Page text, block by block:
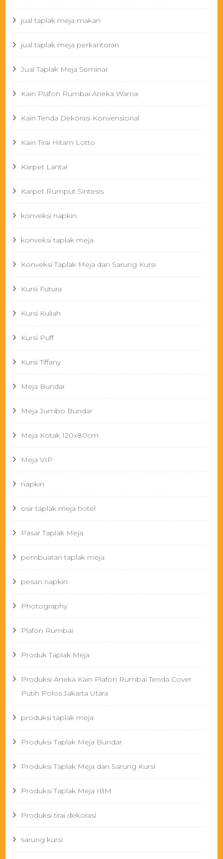
jual taplak meja makan
jual taplak meja perkantoran
Jual Taplak Meja Seminar
Kain Plafon Rumbai Aneka Warna
Kain Tenda Dekorasi Konvensional
Kain Tirai Hitam Lotto
Karpet Lantai
Karpet Rumput Sintesis
konveksi napkin
konveksi taplak meja
Konveksi Taplak Meja dan Sarung Kursi
Kursi Futura
Kursi Kuliah
Kursi Puff
Kursi Tiffany
Meja Bundar
Meja Jumbo Bundar
Meja Kotak 120x80cm
Meja VIP
napkin
osir taplak meja hotel
Pasar Taplak Meja
pembuatan taplak meja
pesan napkin
Photography
Plafon Rumbai
Produk Taplak Meja
Produksi Aneka Kain Plafon Rumbai Tenda Cover
Putih Polos Jakarta Utara
produksi taplak meja
Produksi Taplak Meja Bundar
Produksi Taplak Meja dan Sarung Kursi
Produksi Taplak Meja IBM
Produksi tirai dekorasi
sarung kursi